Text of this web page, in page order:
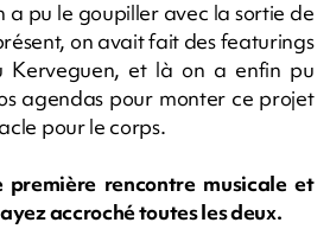
a pu le goupiller avec la sortie de
on avait fait des featurings
Kerveguen, et là on a enfin pu
agendas pour monter ce projet
pour le corps.
première rencontre musicale et
accroché toutes les deux.